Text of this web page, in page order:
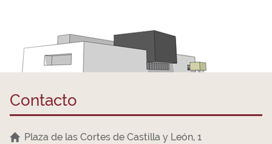
Contacto
Plaza de las Cortes de Castilla y León, 1